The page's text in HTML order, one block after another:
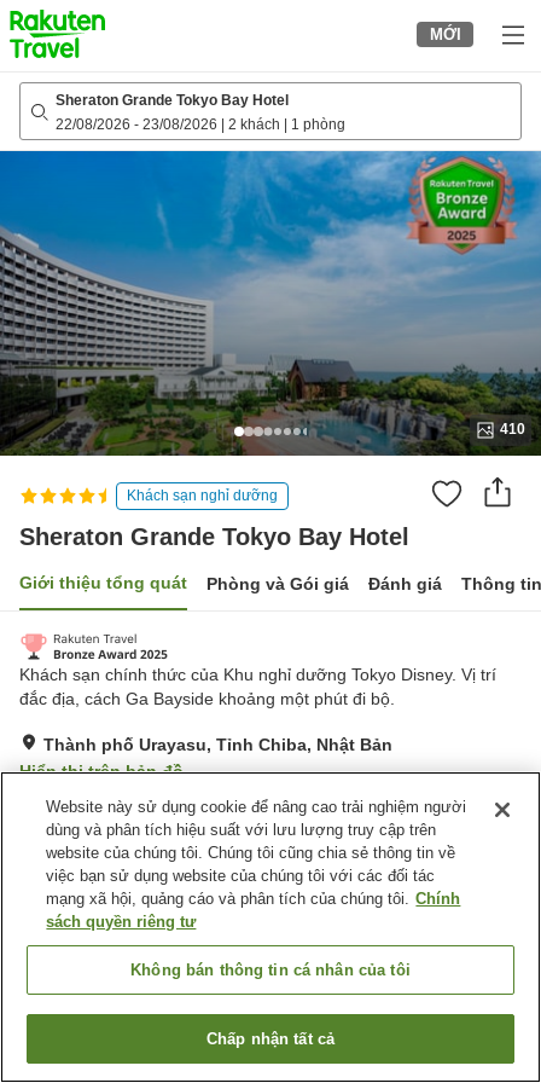
to
top
page
MỚI
Sheraton Grande Tokyo Bay Hotel
22/08/2026 - 23/08/2026 2 khách 1 phòng
410
Khách sạn nghỉ dưỡng
Sheraton Grande Tokyo Bay Hotel
Giới thiệu tổng quát Phòng và Gói giá Đánh giá Thông
Khách sạn chính thức của Khu nghỉ dưỡng Tokyo Disney. Vị trí
đắc địa, cách Ga Bayside khoảng một phút đi bộ.
Thành phố Urayasu, Tỉnh Chiba, Nhật Bản
Hiển thị trên bản đồ
Rất tốt Đánh giá:1,811lượt
Tiện nghi chỗ nghỉ
Bãi đỗ xe
Trang chủ Nhật Bản Tỉnh Chiba
Thành phố Urayasu
Tìm phòng trống
Website này sử dụng cookie để nâng cao trải nghiệm người
dùng và phân tích hiệu suất với lưu lượng truy cập trên
website của chúng tôi. Chúng tôi cũng chia sẻ thông tin về
việc bạn sử dụng website của chúng tôi với các đối tác
mạng xã hội, quảng cáo và phân tích của chúng tôi. Chính
sách quyền riêng tư
Không bán thông tin cá nhân của tôi
Chấp nhận tất cả